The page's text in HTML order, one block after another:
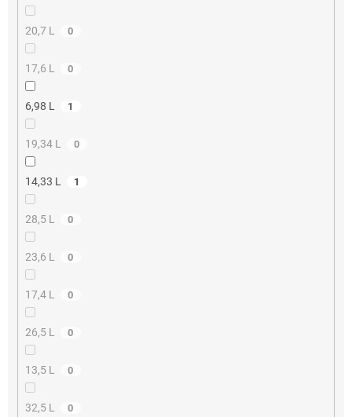
20,7 L 0
17,6 L 0
6,98 L 1
19,34 L 0
14,33 L 1
28,5 L 0
23,6 L 0
17,4 L 0
26,5 L 0
13,5 L 0
32,5 L 0